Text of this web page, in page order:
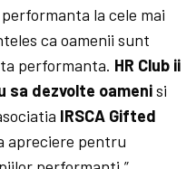
la cele mai
ca oamenii sunt
performanta. HR Club ii
sa dezvolte oamenisi
IRSCA Gifted
apreciere pentru